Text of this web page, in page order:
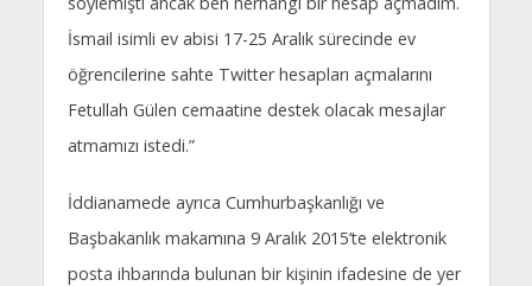
İsmail isimli ev abisi 17-25 Aralık sürecinde ev
öğrencilerine sahte Twitter hesapları açmalarını
Fetullah Gülen cemaatine destek olacak mesajlar
atmamızı istedi.”
İddianamede ayrıca Cumhurbaşkanlığı ve
Başbakanlık makamına 9 Aralık 2015’te elektronik
posta ihbarında bulunan bir kişinin ifadesine de yer